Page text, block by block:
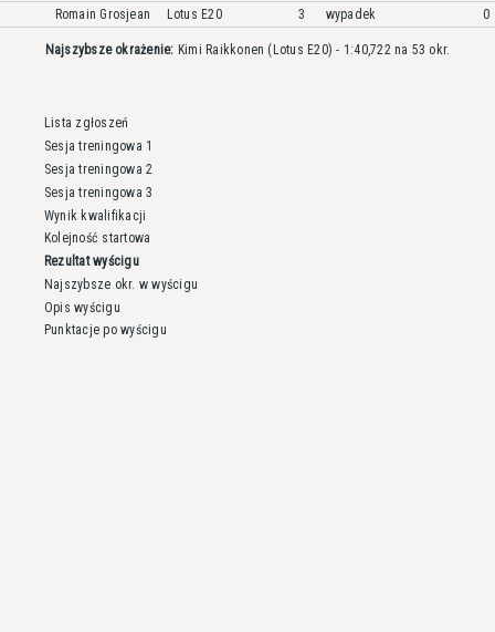
Romain Grosjean
Lotus E20 3 wypadek 0
Najszybsze okrażenie: Kimi Raikkonen (Lotus E20) - 1:40,722 na 53 okr.
Lista zgłoszeń
Sesja treningowa 1
Sesja treningowa 2
Sesja treningowa 3
Wynik kwalifikacji
Kolejność startowa
Rezultat wyścigu
Najszybsze okr. w wyścigu
Opis wyścigu
Punktacje po wyścigu